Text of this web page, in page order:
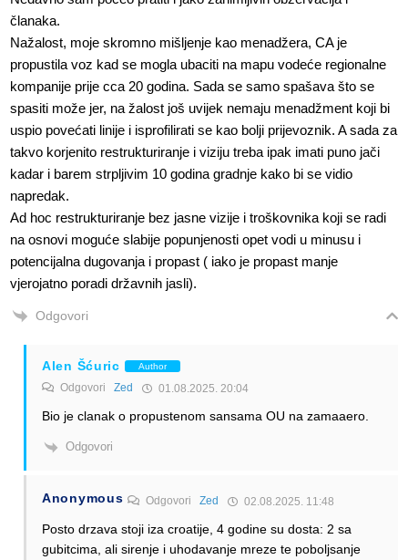
članaka.
Nažalost, moje skromno mišljenje kao menadžera, CA je
propustila voz kad se mogla ubaciti na mapu vodeće regionalne
kompanije prije cca 20 godina. Sada se samo spašava što se
spasiti može jer, na žalost još uvijek nemaju menadžment koji bi
uspio povećati linije i isprofilirati se kao bolji prijevoznik. A sada za
takvo korjenito restrukturiranje i viziju treba ipak imati puno jači
kadar i barem strpljivim 10 godina gradnje kako bi se vidio
napredak.
Ad hoc restrukturiranje bez jasne vizije i troškovnika koji se radi
na osnovi moguće slabije popunjenosti opet vodi u minusu i
potencijalna dugovanja i propast ( iako je propast manje
vjerojatno poradi državnih jasli).
Odgovori
Alen Šćuric Author
Odgovori Zed 01.08.2025. 20:04
Bio je clanak o propustenom sansama OU na zamaaero.
Odgovori
Anonymous OdgovoriZed 02.08.2025. 11:48
Posto drzava stoji iza croatije, 4 godine su dosta: 2 sa
gubitcima, ali sirenje i uhodavanje mreze te poboljsanje